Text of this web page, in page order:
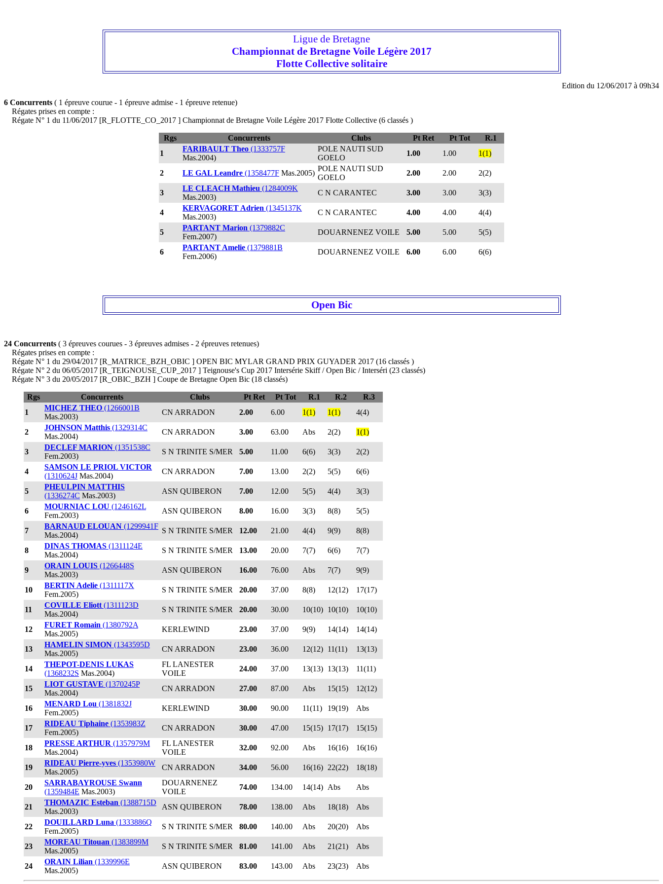
Ligue de Bretagne
Championnat de Bretagne Voile Légère 2017
Flotte Collective solitaire
Edition du 12/06/2017 à 09h34
6 Concurrents ( 1 épreuve courue - 1 épreuve admise - 1 épreuve retenue)
Régates prises en compte :
Régate N° 1 du 11/06/2017 [R_FLOTTE_CO_2017 ] Championnat de Bretagne Voile Légère 2017 Flotte Collective (6 classés )
Rgs Concurrents Clubs Pt Ret Pt Tot
R.1
1
FARIBAULT Theo (1333757F
Mas.2004)
POLE NAUTI SUD
GOELO
1.00 1.00 1(1)
2 LE GAL Leandre (1358477F Mas.2005)
POLE NAUTI SUD
GOELO
2.00 2.00 2(2)
3
LE CLEACH Mathieu (1284009K
Mas.2003)
C N CARANTEC 3.00 3.00 3(3)
4
KERVAGORET Adrien (1345137K
Mas.2003)
C N CARANTEC 4.00 4.00 4(4)
5
PARTANT Marion (1379882C
Fem.2007)
DOUARNENEZ VOILE 5.00 5.00 5(5)
6
PARTANT Amelie (1379881B
Fem.2006)
DOUARNENEZ VOILE 6.00 6.00 6(6)
Open Bic
24 Concurrents ( 3 épreuves courues - 3 épreuves admises - 2 épreuves retenues)
Régates prises en compte :
Régate N° 1 du 29/04/2017 [R_MATRICE_BZH_OBIC ] OPEN BIC MYLAR GRAND PRIX GUYADER 2017 (16 classés )
Régate N° 2 du 06/05/2017 [R_TEIGNOUSE_CUP_2017 ] Teignouse's Cup 2017 Intersérie Skiff / Open Bic / Interséri (23 classés)
Régate N° 3 du 20/05/2017 [R_OBIC_BZH ] Coupe de Bretagne Open Bic (18 classés)
Rgs Concurrents Clubs Pt Ret Pt Tot R.1 R.2
R.3
1
MICHEZ THEO (1266001B
Mas.2003)
CN ARRADON 2.00 6.00 1(1) 1(1) 4(4)
2
JOHNSON Matthis (1329314C
Mas.2004)
CN ARRADON 3.00 63.00 Abs 2(2) 1(1)
3
DECLEF MARION (1351538C
Fem.2003)
S N TRINITE S/MER 5.00 11.00 6(6) 3(3) 2(2)
4
SAMSON LE PRIOL VICTOR
(1310624J Mas.2004)
CN ARRADON 7.00 13.00 2(2) 5(5) 6(6)
5
PHEULPIN MATTHIS
(1336274C Mas.2003)
ASN QUIBERON 7.00 12.00 5(5) 4(4) 3(3)
6
MOURNIAC LOU (1246162L
Fem.2003)
ASN QUIBERON 8.00 16.00 3(3) 8(8) 5(5)
7
BARNAUD ELOUAN (1299941F
Mas.2004)
S N TRINITE S/MER 12.00 21.00 4(4) 9(9) 8(8)
8
DINAS THOMAS (1311124E
Mas.2004)
S N TRINITE S/MER 13.00 20.00 7(7) 6(6) 7(7)
9
ORAIN LOUIS (1266448S
Mas.2003)
ASN QUIBERON 16.00 76.00 Abs 7(7) 9(9)
10
BERTIN Adelie (1311117X
Fem.2005)
S N TRINITE S/MER 20.00 37.00 8(8) 12(12) 17(17)
11
COVILLE Eliott (1311123D
Mas.2004)
S N TRINITE S/MER 20.00 30.00 10(10) 10(10) 10(10)
12
FURET Romain (1380792A
Mas.2005)
KERLEWIND 23.00 37.00 9(9) 14(14) 14(14)
13
HAMELIN SIMON (1343595D
Mas.2005)
CN ARRADON 23.00 36.00 12(12) 11(11) 13(13)
14
THEPOT-DENIS LUKAS
(1368232S Mas.2004)
FL LANESTER
VOILE
24.00 37.00 13(13) 13(13) 11(11)
15
LIOT GUSTAVE (1370245P
Mas.2004)
CN ARRADON 27.00 87.00 Abs 15(15) 12(12)
16
MENARD Lou (1381832J
Fem.2005)
KERLEWIND 30.00 90.00 11(11) 19(19) Abs
17
RIDEAU Tiphaine (1353983Z
Fem.2005)
CN ARRADON 30.00 47.00 15(15) 17(17) 15(15)
18
PRESSE ARTHUR (1357979M
Mas.2004)
FL LANESTER
VOILE
32.00 92.00 Abs 16(16) 16(16)
19
RIDEAU Pierre-yves (1353980W
Mas.2005)
CN ARRADON 34.00 56.00 16(16) 22(22) 18(18)
20
SARRABAYROUSE Swann
(1359484E Mas.2003)
DOUARNENEZ
VOILE
74.00 134.00 14(14) Abs Abs
21
THOMAZIC Esteban (1388715D
Mas.2003)
ASN QUIBERON 78.00 138.00 Abs 18(18) Abs
22
DOUILLARD Luna (1333886Q
Fem.2005)
S N TRINITE S/MER 80.00 140.00 Abs 20(20) Abs
23
MOREAU Titouan (1383899M
Mas.2005)
S N TRINITE S/MER 81.00 141.00 Abs 21(21) Abs
24
ORAIN Lilian (1339996E
Mas.2005)
ASN QUIBERON 83.00 143.00 Abs 23(23) Abs